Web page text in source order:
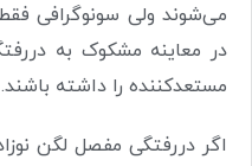
می‌شوند ولی سونوگرافی
در معاینه مشکوک به
مستعد‌کننده را داشته باشند.
اگر دررفتگی مفصل لگن